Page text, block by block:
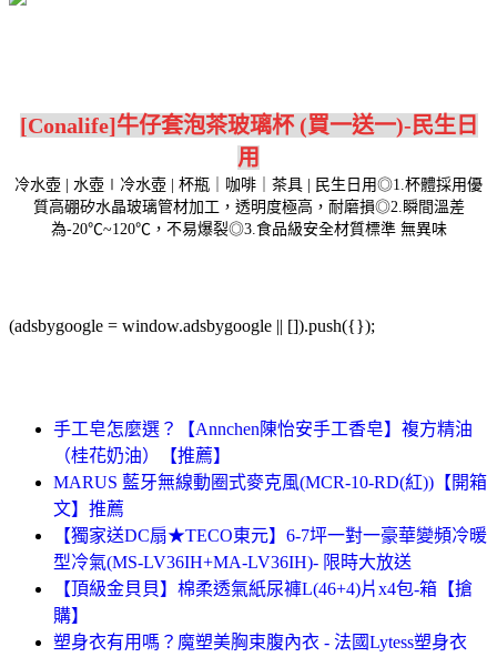
[Conalife]牛仔套泡茶玻璃杯 (買一送一)-民生日
用
冷水壺 | 水壺∣冷水壺 | 杯瓶｜咖啡｜茶具 | 民生日用◎1.杯體採用優
質高硼矽水晶玻璃管材加工，透明度極高，耐磨損◎2.瞬間溫差
為-20℃~120℃，不易爆裂◎3.食品級安全材質標準 無異味
(adsbygoogle = window.adsbygoogle || []).push({});
手工皂怎麼選？【Annchen陳怡安手工香皂】複方精油
（桂花奶油）【推薦】
MARUS 藍牙無線動圈式麥克風(MCR-10-RD(紅))【開箱
文】推薦
【獨家送DC扇★TECO東元】6-7坪一對一豪華變頻冷暖
型冷氣(MS-LV36IH+MA-LV36IH)- 限時大放送
【頂級金貝貝】棉柔透氣紙尿褲L(46+4)片x4包-箱【搶
購】
塑身衣有用嗎？魔塑美胸束腹內衣 - 法國Lytess塑身衣